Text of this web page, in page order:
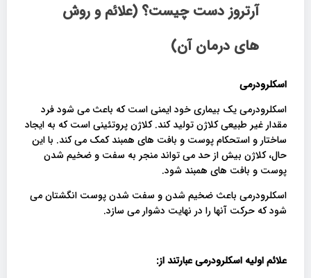
آرتروز دست چیست؟ (علائم و روش
های درمان آن)
اسکلرودرمی
اسکلرودرمی یک بیماری خود ایمنی است که باعث می شود فرد
مقدار غیر طبیعی کلاژن تولید کند. کلاژن پروتئینی است که به ایجاد
ساختار و استحکام پوست و بافت های همبند کمک می کند. با این
حال، کلاژن بیش از حد می تواند منجر به سفت و ضخیم شدن
پوست و بافت های همبند شود.
اسکلرودرمی باعث ضخیم شدن و سفت شدن پوست انگشتان می
شود که حرکت آنها را در نهایت دشوار می سازد.
علائم اولیه اسکلرودرمی عبارتند از: